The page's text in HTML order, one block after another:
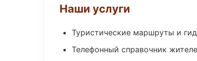
Наши услуги
Туристические маршруты и
Телефонный справочник